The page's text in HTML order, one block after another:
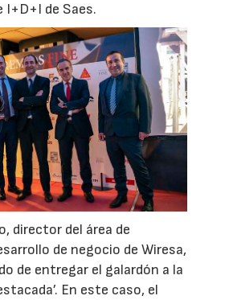
I+D+I de Saes.
director del área de
de negocio de Wiresa,
de entregar el galardón a la
En este caso, el